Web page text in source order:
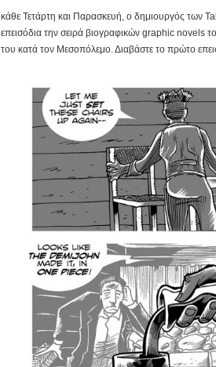
κάθε Τετάρτη και Παρασκευή, ο δημιουργός των
επεισόδια την σειρά βιογραφικών graphic novels
του κατά τον Μεσοπόλεμο. Διαβάστε το πρώτο